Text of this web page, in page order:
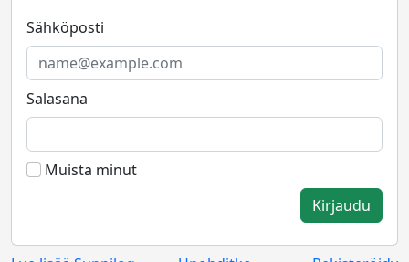
Sähköposti
Salasana
Muista minut
Kirjaudu